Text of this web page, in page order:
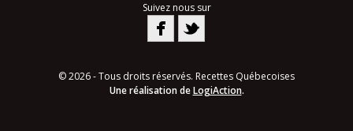
Suivez nous sur
© 2026 - Tous droits réservés. Recettes Québecoises
Une réalisation deLogiAction.